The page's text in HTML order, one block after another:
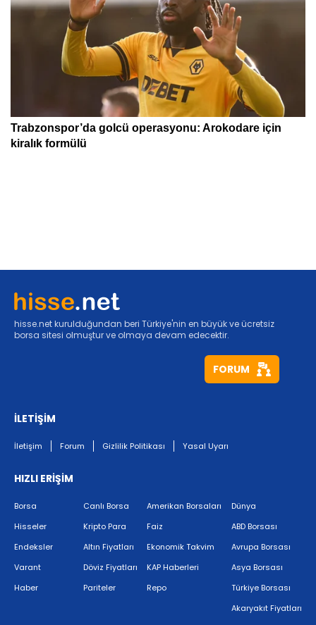
hisse.net kurulduğundan beri Türkiye'nin en büyük ve ücretsiz
borsa sitesi olmuştur ve olmaya devam edecektir.
FORUM
İLETİŞİM
İletişim Forum Gizlilik Politikası Yasal Uyarı
HIZLI ERİŞİM
Borsa
Hisseler
Endeksler
Varant
Haber
Canlı Borsa
Kripto Para
Altın Fiyatları
Döviz Fiyatları
Pariteler
Amerikan Borsaları
Faiz
Ekonomik Takvim
KAP Haberleri
Repo
Dünya
ABD Borsası
Avrupa Borsası
Asya Borsası
Türkiye Borsası
Akaryakıt Fiyatları